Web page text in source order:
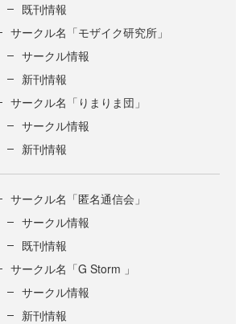
既刊情報
サークル名「モザイク研究所」
サークル情報
新刊情報
サークル名「りまりま団」
サークル情報
新刊情報
サークル名「匿名通信会」
サークル情報
既刊情報
サークル名「G Storm 」
サークル情報
新刊情報